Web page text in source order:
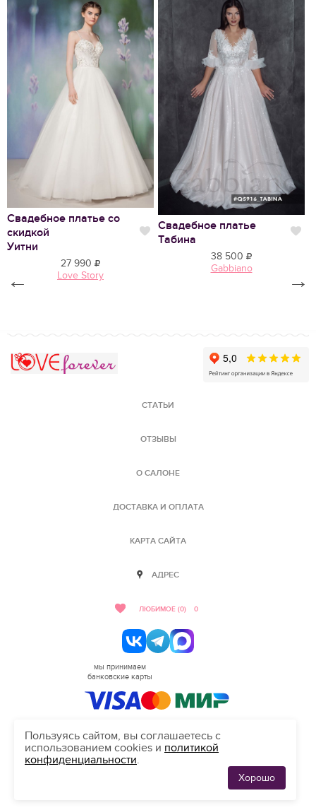
Нравится
Свадебное платье со
скидкой
Уитни
Нравится
27 990
Love Story
Свадебное платье
Табина
38 500
Gabbiano
← →
СТАТЬИ
ОТЗЫВЫ
О САЛОНЕ
ДОСТАВКА И ОПЛАТА
КАРТА САЙТА
АДРЕС
ЛЮБИМОЕ (0) 0
мы принимаем
банковские карты
HELLO@SALON-LOVE.RU
Пользуясь сайтом, вы соглашаетесь с
использованием cookies и политикой
конфиденциальности.
Хорошо